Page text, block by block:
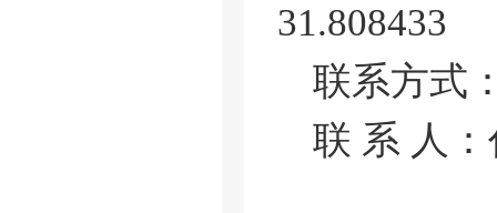
31.808433
联系方式
联 系 人